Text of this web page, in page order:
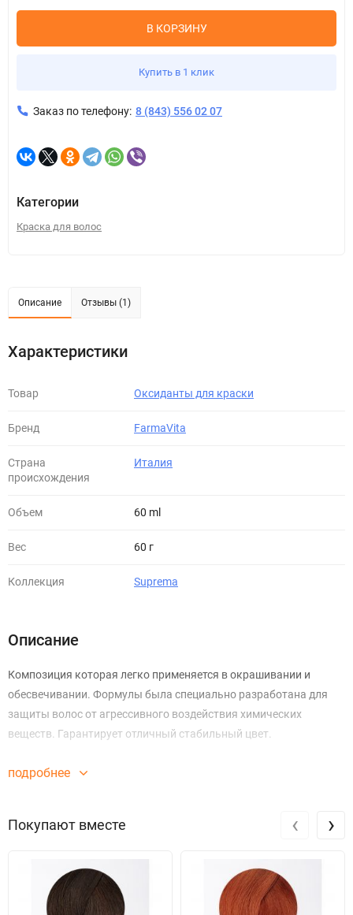
В КОРЗИНУ
Купить в 1 клик
Заказ по телефону: 8 (843) 556 02 07
Категории
Краска для волос
Описание Отзывы (1)
Характеристики
Товар Оксиданты для краски
Бренд FarmaVita
Страна
происхождения
Италия
Объем 60 ml
Вес 60 г
Коллекция Suprema
Описание
Композиция которая легко применяется в окрашивании и
обесвечивании. Формулы была специально разработана для
защиты волос от агрессивного воздействия химических
веществ. Гарантирует отличный стабильный цвет.
подробнее
Покупают вместе ‹ ›